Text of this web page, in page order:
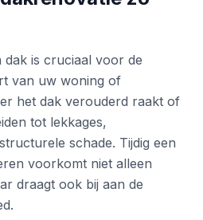
dak is cruciaal voor de
van uw woning of
het dak verouderd raakt of
tot lekkages,
schade. Tijdig een
voorkomt niet alleen
draagt ook bij aan de